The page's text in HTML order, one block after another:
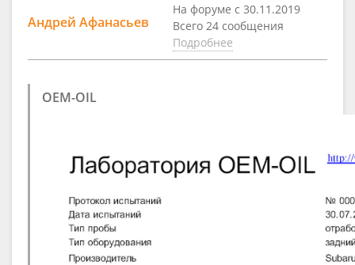
Андрей Афанасьев
На форуме с 30.11.2019
Всего 24 сообщения
Подробнее
OEM-OIL